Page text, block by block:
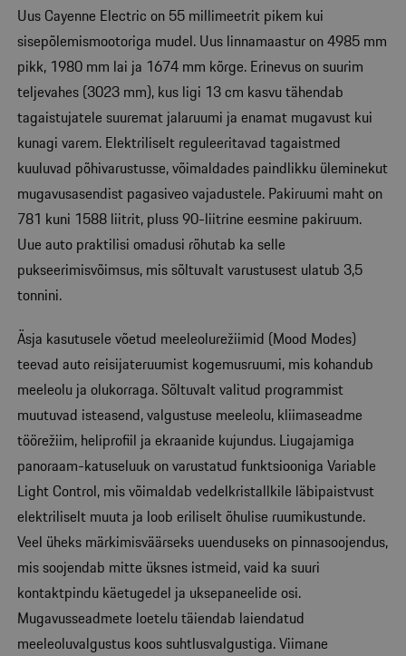
Uus Cayenne Electric on 55 millimeetrit pikem kui
sisepõlemismootoriga mudel. Uus linnamaastur on 4985 mm
pikk, 1980 mm lai ja 1674 mm kõrge. Erinevus on suurim
teljevahes (3023 mm), kus ligi 13 cm kasvu tähendab
tagaistujatele suuremat jalaruumi ja enamat mugavust kui
kunagi varem. Elektriliselt reguleeritavad tagaistmed
kuuluvad põhivarustusse, võimaldades paindlikku üleminekut
mugavusasendist pagasiveo vajadustele. Pakiruumi maht on
781 kuni 1588 liitrit, pluss 90-liitrine eesmine pakiruum.
Uue auto praktilisi omadusi rõhutab ka selle
pukseerimisvõimsus, mis sõltuvalt varustusest ulatub 3,5
tonnini.
Äsja kasutusele võetud meeleolurežiimid (Mood Modes)
teevad auto reisijateruumist kogemusruumi, mis kohandub
meeleolu ja olukorraga. Sõltuvalt valitud programmist
muutuvad isteasend, valgustuse meeleolu, kliimaseadme
töörežiim, heliprofiil ja ekraanide kujundus. Liugajamiga
panoraam-katuseluuk on varustatud funktsiooniga Variable
Light Control, mis võimaldab vedelkristallkile läbipaistvust
elektriliselt muuta ja loob eriliselt õhulise ruumikustunde.
Veel üheks märkimisväärseks uuenduseks on pinnasoojendus,
mis soojendab mitte üksnes istmeid, vaid ka suuri
kontaktpindu käetugedel ja uksepaneelide osi.
Mugavusseadmete loetelu täiendab laiendatud
meeleoluvalgustus koos suhtlusvalgustiga. Viimane